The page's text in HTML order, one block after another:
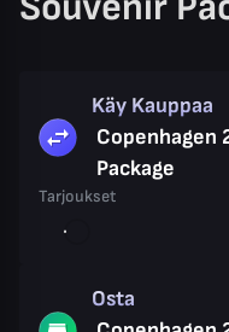
Käy Kauppaa
Copenhagen
Package
Tarjoukset
Osta